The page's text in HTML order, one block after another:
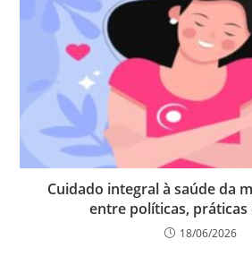
Cuidado integral à saúde da
entre políticas, práticas
18/06/2026